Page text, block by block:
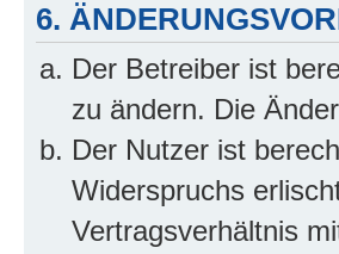
6.
Der Betreiber ist
zu ändern. Die
Der Nutzer ist
Widerspruchs
Vertragsverhältnis